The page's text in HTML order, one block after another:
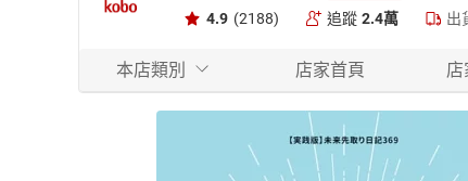
4.9 (2188) 追蹤 2.4萬 出
本店類別 店家首頁 店